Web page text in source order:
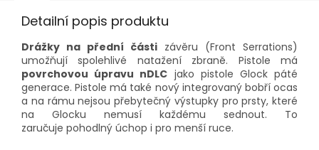
Detailní popis produktu
Drážky na přední části závěru (Front Serrations)
umožňují spolehlivé natažení zbraně. Pistole má
povrchovou úpravu nDLC jako pistole Glockpáté
generace. Pistole má také nový integrovaný bobří ocas
a na rámu nejsou přebytečný výstupky pro prsty, které
na Glocku nemusí každému sednout. To
zaručuje pohodlný úchop i pro menší ruce.